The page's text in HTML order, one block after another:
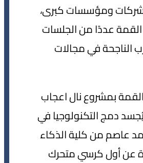
شركات ومؤسسات كبرى،
القمة عددًا من الجلسات
الناجحة في مجالات
بمشروع نال اعجاب
دمج التكنولوجيا في
عاصم من كلية الذكاء
عن أول كرسي متحرك